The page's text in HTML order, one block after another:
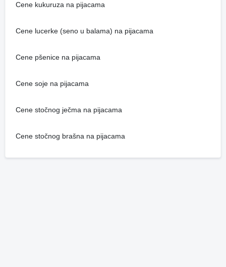
Cene kukuruza na pijacama
Cene lucerke (seno u balama) na pijacama
Cene pšenice na pijacama
Cene soje na pijacama
Cene stočnog ječma na pijacama
Cene stočnog brašna na pijacama